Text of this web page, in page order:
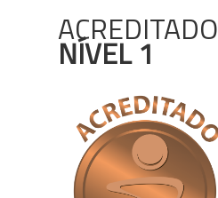
ACREDITADO
NÍVEL 1